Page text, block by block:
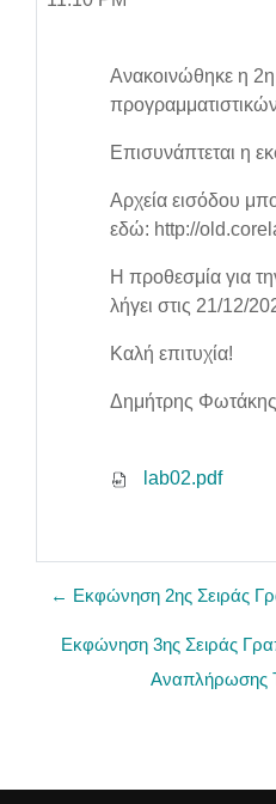
Ανακοινώθηκε η 2η
Επισυνάπτεται η
Αρχεία εισόδου
εδώ: http://
Η προθεσμία για
λήγει στις 21/12/
Καλή επιτυχία!
Δημήτρης Φωτάκης
lab02.pdf
← Εκφώνηση 2ης Σειράς
Εκφώνηση 3ης Σειράς
Αναπλήρωσης